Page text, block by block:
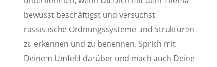
bewusst beschäftigst und versuchst
rassistische Ordnungssysteme und Strukturen
zu erkennen und zu benennen. Sprich mit
Deinem Umfeld darüber und mach auch Deine